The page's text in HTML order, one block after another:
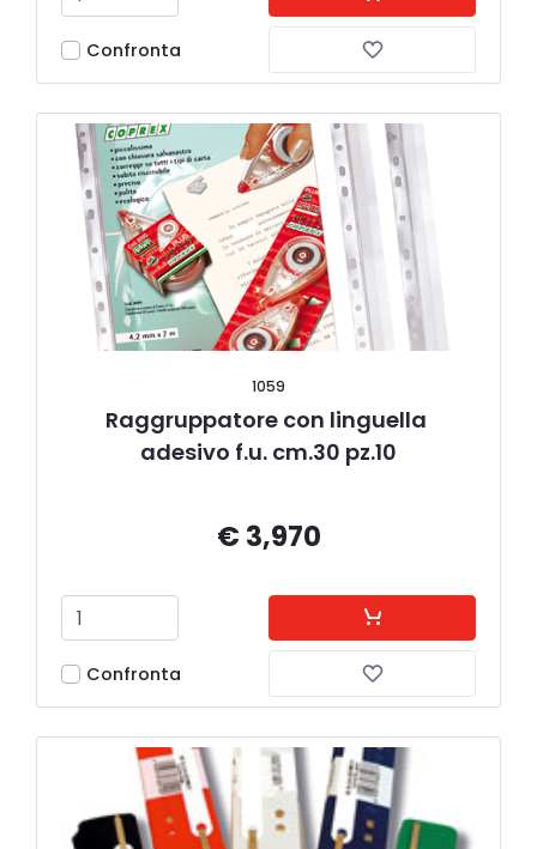
Confronta
1059
Raggruppatore con linguella
adesivo f.u. cm.30 pz.10
€ 3,970
Confronta